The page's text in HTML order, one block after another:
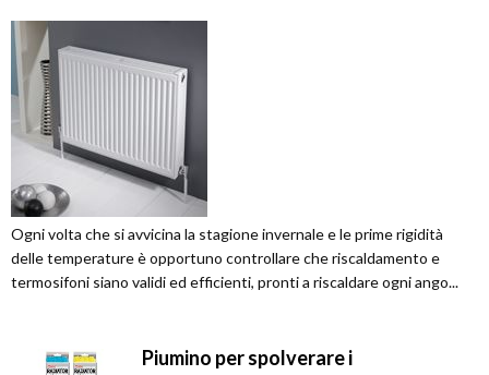
Ogni volta che si avvicina la stagione invernale e le prime rigidità
delle temperature è opportuno controllare che riscaldamento e
termosifoni siano validi ed efficienti, pronti a riscaldare ogni ango...
Piumino per spolverare i